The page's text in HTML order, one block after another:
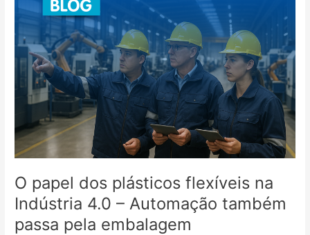
O papel dos plásticos flexíveis na
Indústria 4.0 – Automação também
passa pela embalagem
–
Automação
também
passa
pela
embalagem